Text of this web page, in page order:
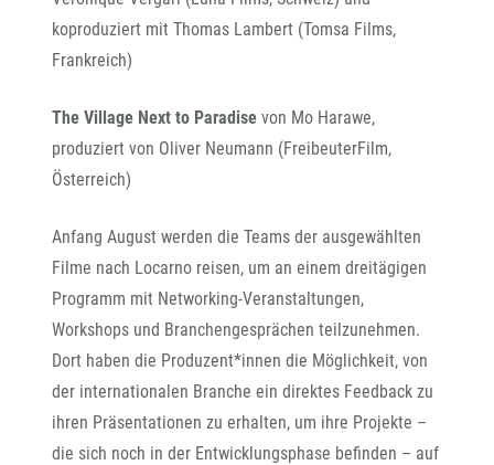
koproduziert mit Thomas Lambert (Tomsa Films,
Frankreich)
The Village Next to Paradise von Mo Harawe,
produziert von Oliver Neumann (FreibeuterFilm,
Österreich)
Anfang August werden die Teams der ausgewählten
Filme nach Locarno reisen, um an einem dreitägigen
Programm mit Networking-Veranstaltungen,
Workshops und Branchengesprächen teilzunehmen.
Dort haben die Produzent*innen die Möglichkeit, von
der internationalen Branche ein direktes Feedback zu
ihren Präsentationen zu erhalten, um ihre Projekte –
die sich noch in der Entwicklungsphase befinden – auf